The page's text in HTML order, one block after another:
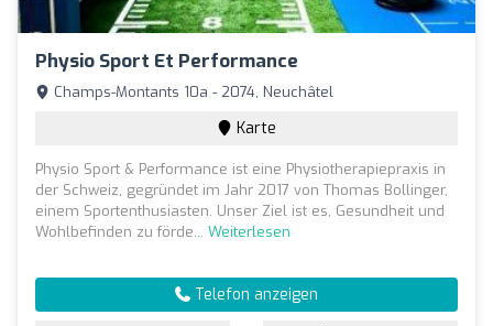
Physio Sport Et Performance
Champs-Montants 10a - 2074, Neuchâtel
Karte
Physio Sport & Performance ist eine Physiotherapiepraxis in
der Schweiz, gegründet im Jahr 2017 von Thomas Bollinger,
einem Sportenthusiasten. Unser Ziel ist es, Gesundheit und
Wohlbefinden zu förde... Weiterlesen
Telefon anzeigen